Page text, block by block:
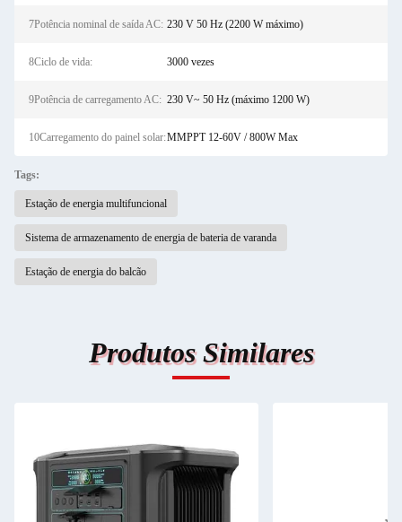
7Potência nominal de saída AC: 230 V 50 Hz (2200 W máximo)
8Ciclo de vida: 3000 vezes
9Potência de carregamento AC: 230 V~ 50 Hz (máximo 1200 W)
10Carregamento do painel solar:MMPPT 12-60V / 800W Max
Tags:
Estação de energia multifuncional
Sistema de armazenamento de energia de bateria de varanda
Estação de energia do balcão
Produtos Similares